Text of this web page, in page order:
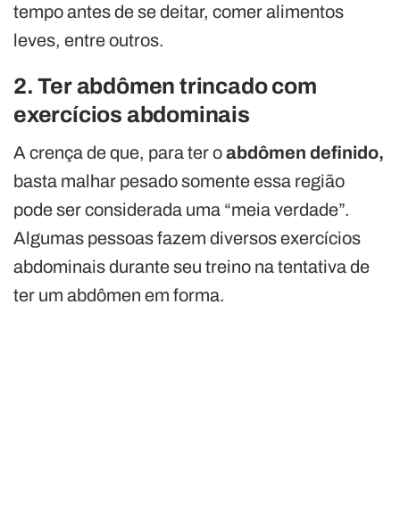
tempo antes de se deitar, comer alimentos
leves, entre outros.
2. Ter abdômen trincado com
exercícios abdominais
A crença de que, para ter oabdômen definido,
basta malhar pesado somente essa região
pode ser considerada uma “meia verdade”.
Algumas pessoas fazem diversos exercícios
abdominais durante seu treino na tentativa de
ter um abdômen em forma.